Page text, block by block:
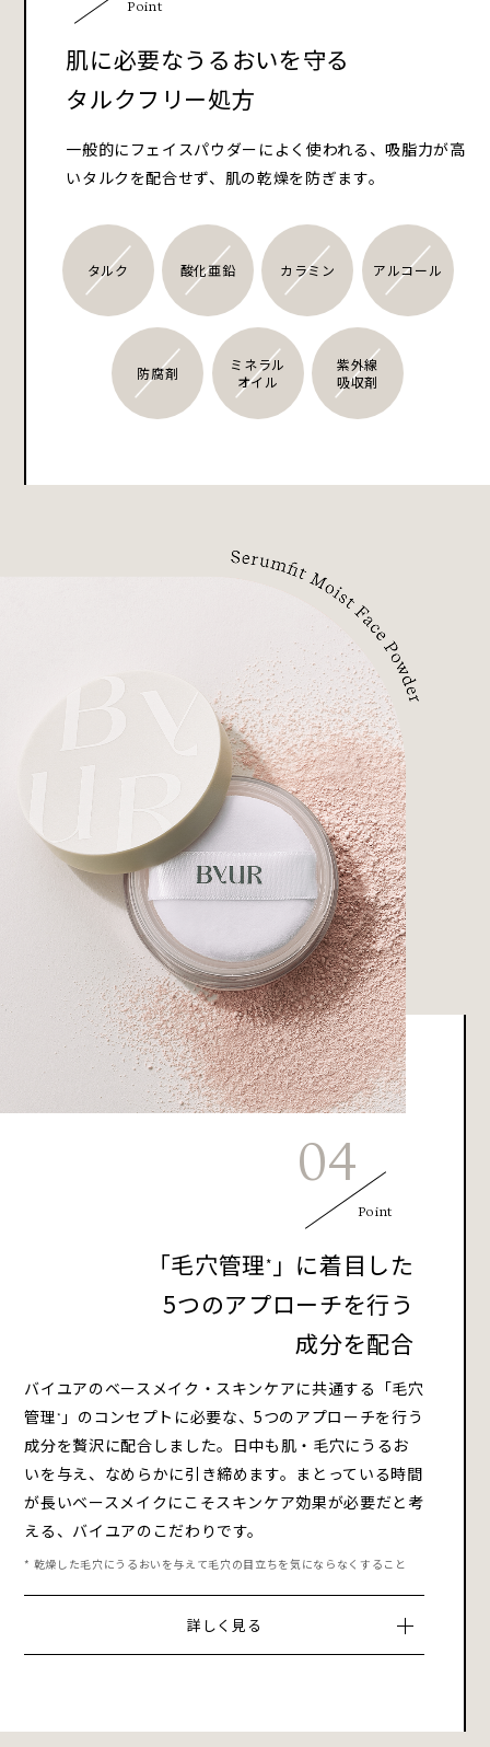
Point
肌に必要なうるおいを守る
タルクフリー処方
一般的にフェイスパウダーによく使われる、吸脂力が高
いタルクを配合せず、肌の乾燥を防ぎます。
タルク 酸化亜鉛 カラミン アルコール
防腐剤
ミネラル
オイル
紫外線
吸収剤
04
Point
「毛穴管理* 」に着目した
5つのアプローチを行う
成分を配合
バイユアのベースメイク・スキンケアに共通する「毛穴
管理* 」のコンセプトに必要な、5つのアプローチを行う
成分を贅沢に配合しました。日中も肌・毛穴にうるお
いを与え、なめらかに引き締めます。まとっている時間
が長いベースメイクにこそスキンケア効果が必要だと考
える、バイユアのこだわりです。
* 乾燥した毛穴にうるおいを与えて毛穴の目立ちを気にならなくすること
詳しく見る